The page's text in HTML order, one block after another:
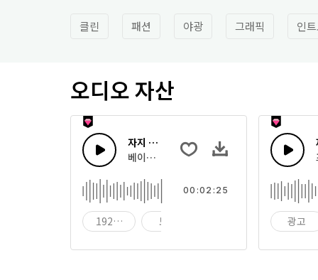
클린 패션 야광 그래픽 인
오디오 자산
자지 레트로 스윙 트롬본
베이스 첼로, 스네어 드럼 리듬을 가진 재즈 트
1920 년대 모험
00:02:25
광고